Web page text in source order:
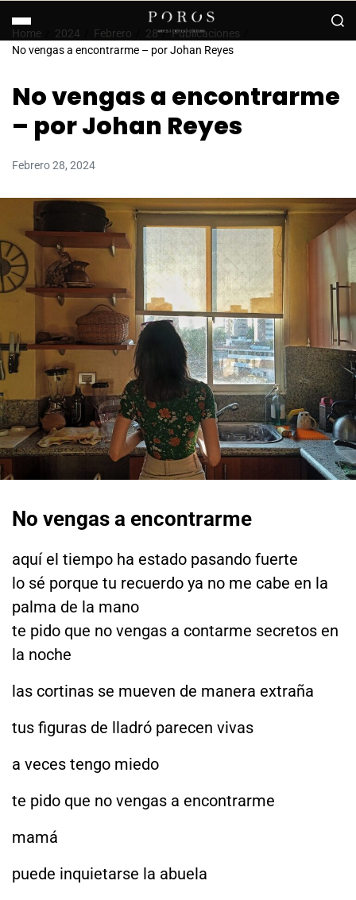
Home 2024 Febrero 28
Publicaciones
No vengas a encontrarme – por Johan Reyes
No vengas a encontrarme
– por Johan Reyes
Febrero 28, 2024
No vengas a encontrarme
aquí el tiempo ha estado pasando fuerte
lo sé porque tu recuerdo ya no me cabe en la
palma de la mano
te pido que no vengas a contarme secretos en
la noche
las cortinas se mueven de manera extraña
tus figuras de lladró parecen vivas
a veces tengo miedo
te pido que no vengas a encontrarme
mamá
puede inquietarse la abuela